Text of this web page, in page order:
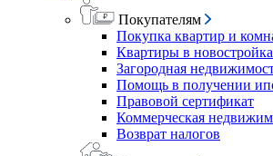
Покупателям
Покупка квартир и
Квартиры в
Загородная
Помощь в получении
Правовой сертификат
Коммерческая
Возврат налогов